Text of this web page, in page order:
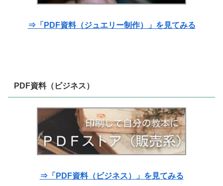
⇒「PDF資料（ジュエリー制作）」を見てみる
PDF資料（ビジネス）
⇒「PDF資料（ビジネス）」を見てみる